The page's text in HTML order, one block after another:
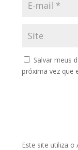
Salvar meus
próxima vez que
Este site utiliza o